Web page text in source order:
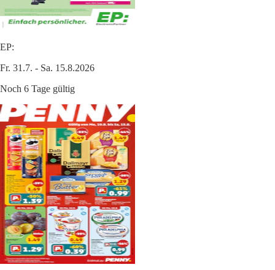
EP:
Fr. 31.7. - Sa. 15.8.2026
Noch 6 Tage gültig